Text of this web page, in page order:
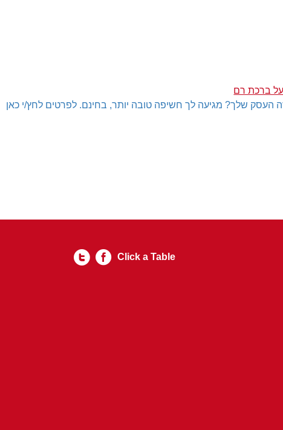
ברכת רם
העסק שלך? מגיעה לך חשיפה טובה יותר, בחינם. לפרטים לחץ/י כאן
Click a Table